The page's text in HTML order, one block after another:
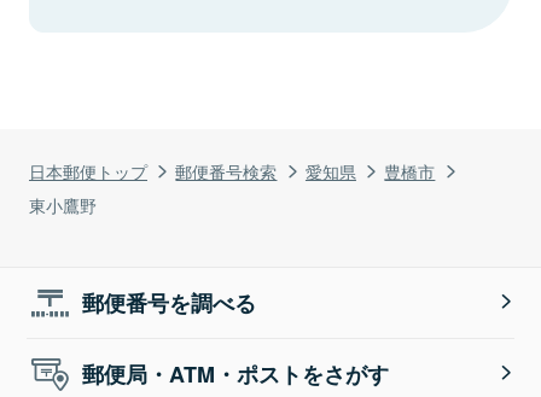
日本郵便トップ 郵便番号検索 愛知県
豊橋市
東小鷹野
郵便番号を調べる
郵便局・ATM・ポストをさがす